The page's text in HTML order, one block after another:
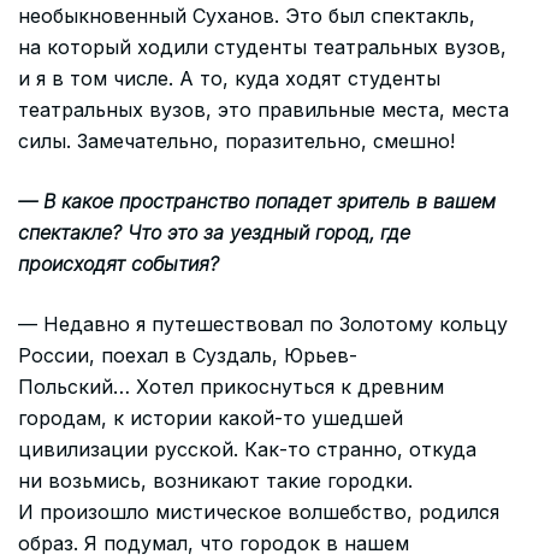
необыкновенный Суханов. Это был спектакль,
на который ходили студенты театральных вузов,
и я в том числе. А то, куда ходят студенты
театральных вузов, это правильные места, места
силы. Замечательно, поразительно, смешно!
— В какое пространство попадет зритель в вашем
спектакле? Что это за уездный город, где
происходят события?
— Недавно я путешествовал по Золотому кольцу
России, поехал в Суздаль, Юрьев-
Польский… Хотел прикоснуться к древним
городам, к истории какой-то ушедшей
цивилизации русской. Как-то странно, откуда
ни возьмись, возникают такие городки.
И произошло мистическое волшебство, родился
образ. Я подумал, что городок в нашем